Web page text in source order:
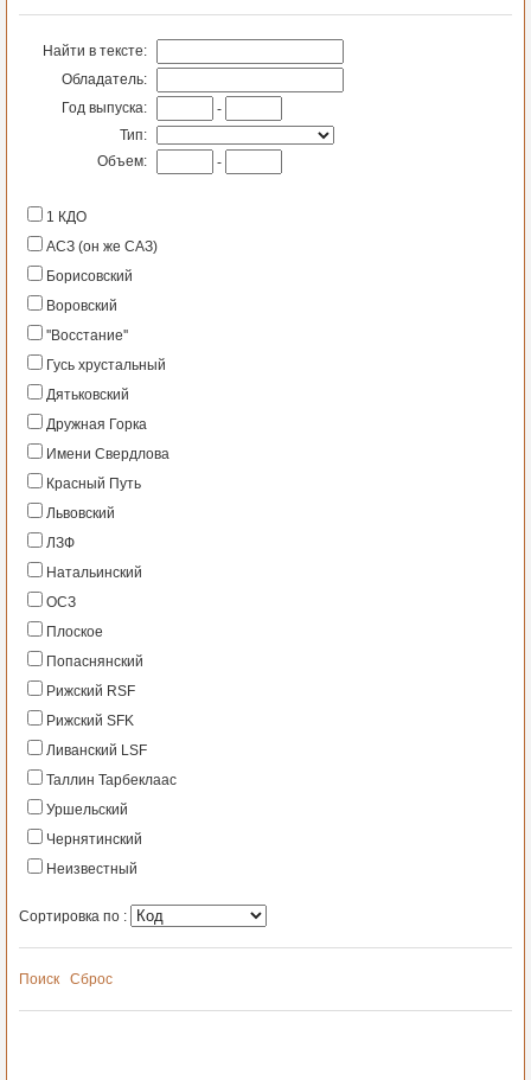
Найти в тексте:
Обладатель:
Год выпуска:
-
Тип:
Объем:
-
1 КДО
АСЗ (он же САЗ)
Борисовский
Воровский
''Восстание''
Гусь хрустальный
Дятьковский
Дружная Горка
Имени Свердлова
Красный Путь
Львовский
ЛЗФ
Натальинский
ОСЗ
Плоское
Попаснянский
Рижский RSF
Рижский SFK
Ливанский LSF
Таллин Тарбеклаас
Уршельский
Чернятинский
Неизвестный
Сортировка по :
Поиск Сброс